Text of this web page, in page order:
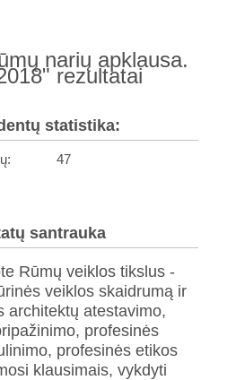
narių apklausa.
rezultatai
statistika:
47
santrauka
Rūmų veiklos tikslus -
veiklos skaidrumą ir
architektų atestavimo,
profesinės
profesinės etikos
klausimais, vykdyti